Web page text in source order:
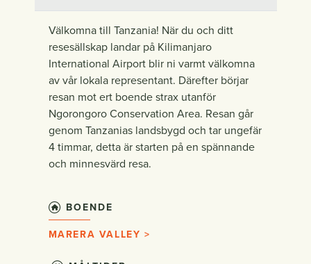
Välkomna till Tanzania! När du och ditt
resesällskap landar på Kilimanjaro
International Airport blir ni varmt välkomna
av vår lokala representant. Därefter börjar
resan mot ert boende strax utanför
Ngorongoro Conservation Area. Resan går
genom Tanzanias landsbygd och tar ungefär
4 timmar, detta är starten på en spännande
och minnesvärd resa.
BOENDE
MARERA VALLEY >